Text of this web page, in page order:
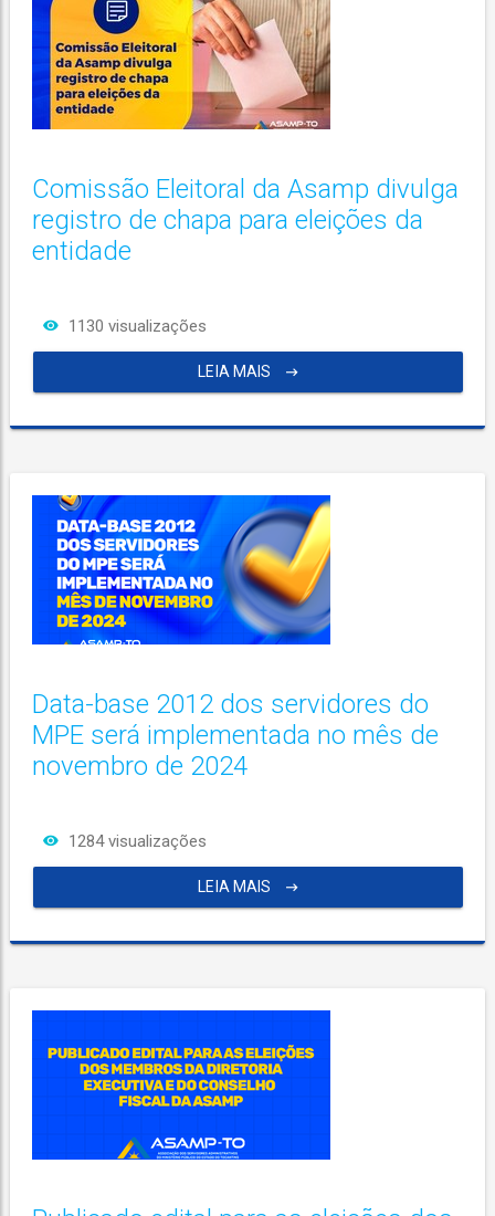
Comissão Eleitoral da Asamp divulga
registro de chapa para eleições da
entidade
1130 visualizações
LEIA MAIS
Data-base 2012 dos servidores do
MPE será implementada no mês de
novembro de 2024
1284 visualizações
LEIA MAIS